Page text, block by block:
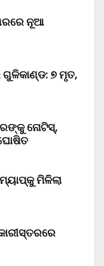
ନୂଆ
୭ ମୃତ,
ନୋଟିସ୍‌,
ମିଳିଲା